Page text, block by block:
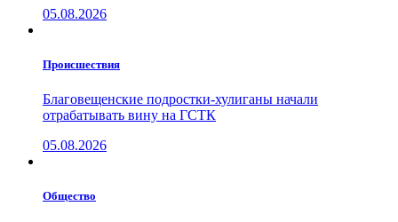
05.08.2026
Проиcшествия
Благовещенские подростки-хулиганы начали
отрабатывать вину на ГСТК
05.08.2026
Общество